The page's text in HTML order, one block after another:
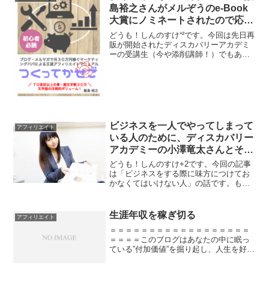
を直接受けられるという...
島裕之さんがメルぞうのe-Book
大賞にノミネートされたので応援
記事書きました
どうも！しんのすけ⁺²です。今回は先日再
販が開始されたディスカバリーアカデミ
ーの受講生（今や添削講師！）でもあ
アフィリエイト
ビジネスを一人でやってしまって
いる人のために、ディスカバリー
アカデミーの小澤竜太さんとその
解決策について語りました
どうも！しんのすけ+2です。今回の記事
は「ビジネスをする際に味方につけてお
かなくてはいけない人」の話です。も
ましょう。やっておくのとおかないのと
では雲泥の差を生みます。...
アフィリエイト 生涯年収を稼ぎ切る
＝＝＝＝＝＝＝＝＝＝＝＝＝＝＝＝＝＝
＝＝＝＝このブログはあなたの中に眠っ
ている”付加価値”を掘り起し、人生を好転